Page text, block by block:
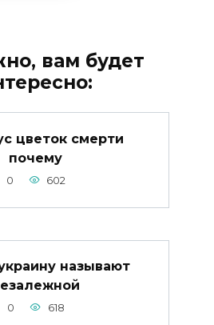
вам будет
цветок смерти
почему
0 602
называют
0 618